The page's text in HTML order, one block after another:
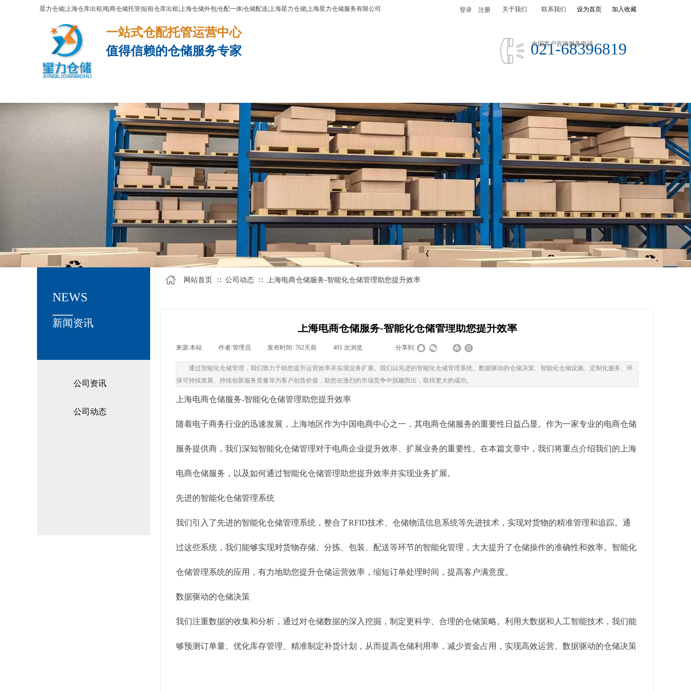
星力仓储|上海仓库出租|电商仓储托管|短租仓库出租|上海仓储外包|仓配一体|仓储配送|上海星力仓储|上海星力仓储服务有限公司 设为首页 加入收藏
登录 注册 联系我们
关于我们
一站式仓配托管运营中心​​​​​​​​​​​​​​​​​
值得信赖的仓储服务专家
全国客户咨询服务电话
021-68396819
仓 储 与 配 送 协 会
服 务 金 牌 企 业
公司资讯
公司动态
关于我们
新闻资讯
NEWS
网站首页 ∷ 公司动态 ∷ 上海电商仓储服务-智能化仓储管理助您提升效率
上海电商仓储服务-智能化仓储管理助您提升效率
来源:本站 作者:管理员 发布时间: 762天前 401 次浏览 分享到:
通过智能化仓储管理，我们致力于助您提升运营效率并实现业务扩展。我们以先进的智能化仓储管理系统、数据驱动的仓储决策、智能化仓储设施、定制化服务、环
保可持续发展、持续创新服务质量等为客户创造价值，助您在激烈的市场竞争中脱颖而出，取得更大的成功。
上海电商仓储服务-智能化仓储管理助您提升效率
随着电子商务行业的迅速发展，上海地区作为中国电商中心之一，其电商仓储服务的重要性日益凸显。作为一家专业的电商仓储
服务提供商，我们深知智能化仓储管理对于电商企业提升效率、扩展业务的重要性。在本篇文章中，我们将重点介绍我们的上海
电商仓储服务，以及如何通过智能化仓储管理助您提升效率并实现业务扩展。
先进的智能化仓储管理系统
我们引入了先进的智能化仓储管理系统，整合了RFID技术、仓储物流信息系统等先进技术，实现对货物的精准管理和追踪。通
过这些系统，我们能够实现对货物存储、分拣、包装、配送等环节的智能化管理，大大提升了仓储操作的准确性和效率。智能化
仓储管理系统的应用，有力地助您提升仓储运营效率，缩短订单处理时间，提高客户满意度。
数据驱动的仓储决策
我们注重数据的收集和分析，通过对仓储数据的深入挖掘，制定更科学、合理的仓储策略。利用大数据和人工智能技术，我们能
够预测订单量、优化库存管理、精准制定补货计划，从而提高仓储利用率，减少资金占用，实现高效运营。数据驱动的仓储决策